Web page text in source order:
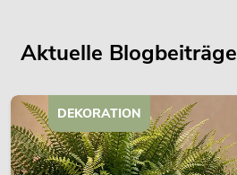
Aktuelle Blogbeiträge
DEKORATION